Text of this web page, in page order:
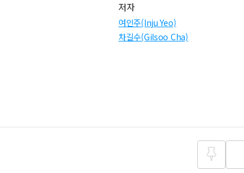
저자
여인주(Inju Yeo)
차길수(Gilsoo Cha)